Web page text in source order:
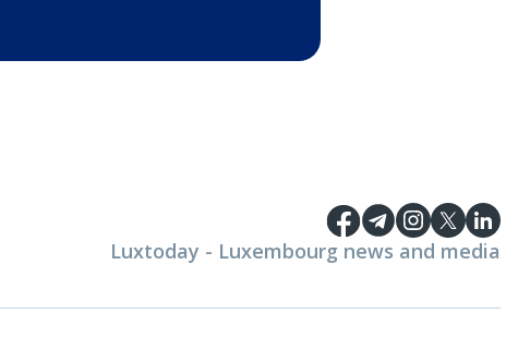
Luxtoday - Luxembourg news and media